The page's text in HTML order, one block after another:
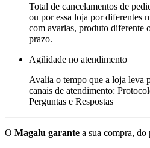
Total de cancelamentos de
ou por essa loja por diferentes
com avarias, produto diferente
prazo.
Agilidade no atendimento
Avalia o tempo que a loja leva
canais de atendimento:
Perguntas e Respostas
O Magalu garante a sua compra, do